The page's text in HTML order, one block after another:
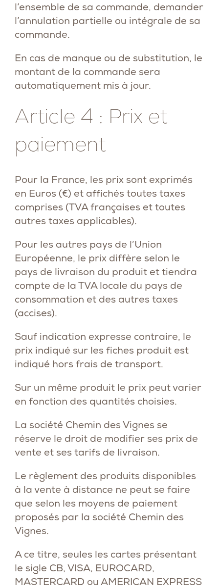
l’ensemble de sa commande, demander
l’annulation partielle ou intégrale de sa
commande.
En cas de manque ou de substitution, le
montant de la commande sera
automatiquement mis à jour.
Article 4 : Prix et
paiement
Pour la France, les prix sont exprimés
en Euros (€) et affichés toutes taxes
comprises (TVA françaises et toutes
autres taxes applicables).
Pour les autres pays de l’Union
Européenne, le prix diffère selon le
pays de livraison du produit et tiendra
compte de la TVA locale du pays de
consommation et des autres taxes
(accises).
Sauf indication expresse contraire, le
prix indiqué sur les fiches produit est
indiqué hors frais de transport.
Sur un même produit le prix peut varier
en fonction des quantités choisies.
La société Chemin des Vignes se
réserve le droit de modifier ses prix de
vente et ses tarifs de livraison.
Le règlement des produits disponibles
à la vente à distance ne peut se faire
que selon les moyens de paiement
proposés par la société Chemin des
Vignes.
A ce titre, seules les cartes présentant
le sigle CB, VISA, EUROCARD,
MASTERCARD ou AMERICAN EXPRESS